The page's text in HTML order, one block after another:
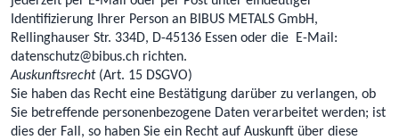
Identifizierung Ihrer Person an BIBUS METALS GmbH,
Rellinghauser Str. 334D, D-45136 Essen oder die E-Mail:
datenschutz@bibus.ch richten.
Auskunftsrecht(Art. 15 DSGVO)
Sie haben das Recht eine Bestätigung darüber zu verlangen, ob
Sie betreffende personenbezogene Daten verarbeitet werden; ist
dies der Fall, so haben Sie ein Recht auf Auskunft über diese